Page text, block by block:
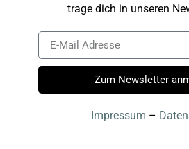
trage dich in unseren
Zum Newsletter
Impressum –